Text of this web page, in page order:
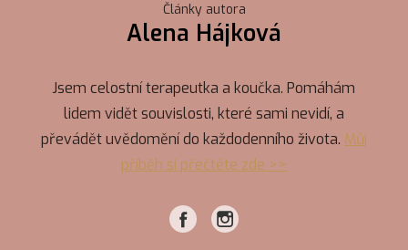
Články autora
Alena Hájková
Jsem celostní terapeutka a koučka. Pomáhám
lidem vidět souvislosti, které sami nevidí, a
převádět uvědomění do každodenního života. Můj
příběh si přečtěte zde >>